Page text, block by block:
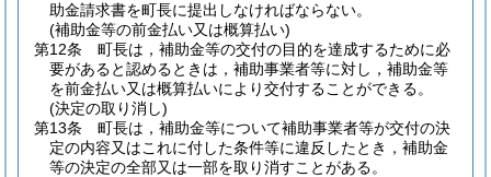
助金請求書を町長に提出しなければならない。
(補助金等の前金払い又は概算払い)
第12条
町長は，補助金等の交付の目的を達成するために必
要があると認めるときは，補助事業者等に対し，補助金等
を前金払い又は概算払いにより交付することができる。
(決定の取り消し)
第13条
町長は，補助金等について補助事業者等が交付の決
定の内容又はこれに付した条件等に違反したとき，補助金
等の決定の全部又は一部を取り消すことがある。